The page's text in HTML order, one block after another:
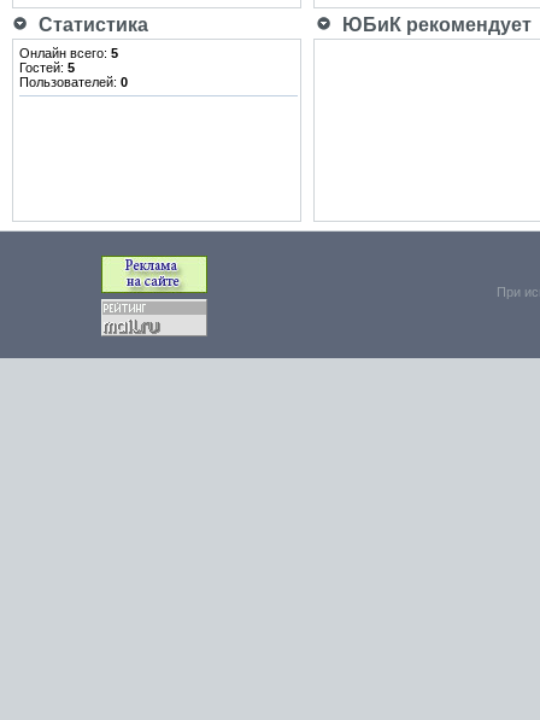
Статистика ЮБиК рекомендует
Онлайн всего: 5
Гостей: 5
Пользователей: 0
При